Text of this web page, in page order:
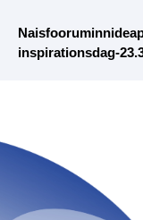
inspirationsdag-